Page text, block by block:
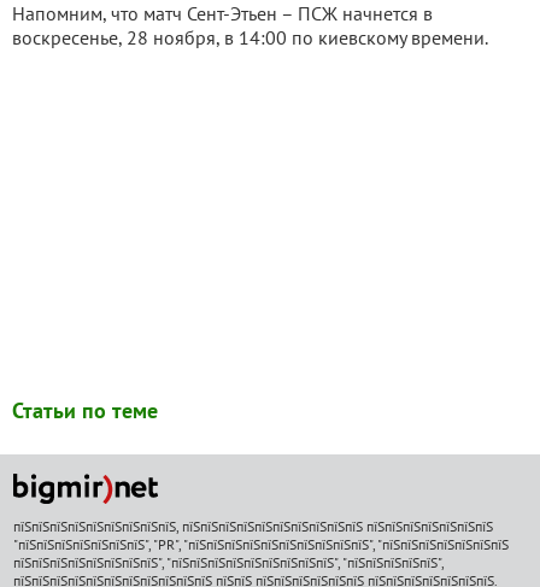
Напомним, что матч Сент-Этьен – ПСЖ начнется в
воскресенье, 28 ноября, в 14:00 по киевскому времени.
Статьи по теме
пїЅпїЅпїЅпїЅпїЅпїЅпїЅпїЅпїЅ, пїЅпїЅпїЅпїЅпїЅпїЅпїЅпїЅпїЅпїЅ пїЅпїЅпїЅпїЅпїЅпїЅпїЅ
"пїЅпїЅпїЅпїЅпїЅпїЅпїЅ", "PR", "пїЅпїЅпїЅпїЅпїЅпїЅпїЅпїЅпїЅпїЅ", "пїЅпїЅпїЅпїЅпїЅпїЅпїЅ
пїЅпїЅпїЅпїЅпїЅпїЅпїЅпїЅ", "пїЅпїЅпїЅпїЅпїЅпїЅпїЅпїЅпїЅ", "пїЅпїЅпїЅпїЅпїЅ",
пїЅпїЅпїЅпїЅпїЅпїЅпїЅпїЅпїЅпїЅпїЅ пїЅпїЅ пїЅпїЅпїЅпїЅпїЅпїЅ пїЅпїЅпїЅпїЅпїЅпїЅпїЅ.